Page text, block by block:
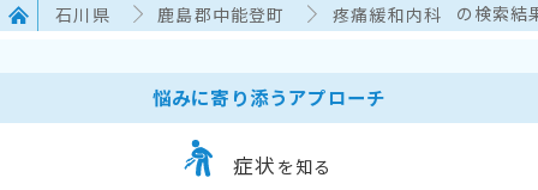
石川県 鹿島郡中能登町 疼痛緩和内科 の検索結
悩みに寄り添うアプローチ
症状 を知る